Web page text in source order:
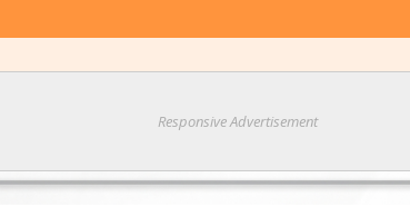
Responsive Advertisement